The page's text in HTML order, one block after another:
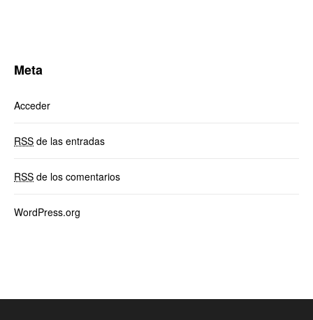
Meta
Acceder
RSS de las entradas
RSS de los comentarios
WordPress.org